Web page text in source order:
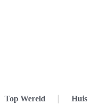
Top Wereld Huis